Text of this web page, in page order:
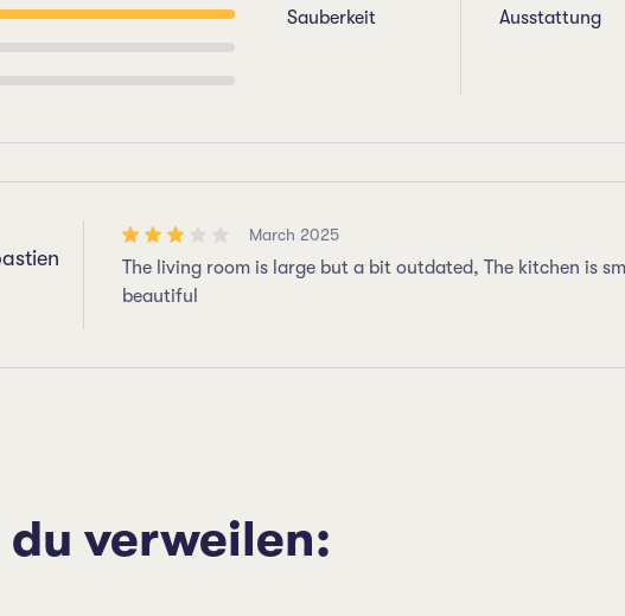
Sauberkeit Ausstattung
March 2025
The living room is large but a bit outdated, The kitchen is
beautiful
verweilen: